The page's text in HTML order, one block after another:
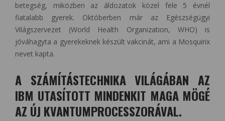
betegség, miközben az áldozatok közel fele 5 évnél
fiatalabb gyerek. Októberben már az Egészségügyi
Világszervezet (World Health Organization, WHO) is
jóváhagyta a gyerekeknek készült vakcinát, ami a Mosquirix
nevet kapta.
A SZÁMÍTÁSTECHNIKA VILÁGÁBAN AZ
IBM UTASÍTOTT MINDENKIT MAGA MÖGÉ
AZ ÚJ KVANTUMPROCESSZORÁVAL.